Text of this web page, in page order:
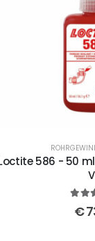
586 - 50
€